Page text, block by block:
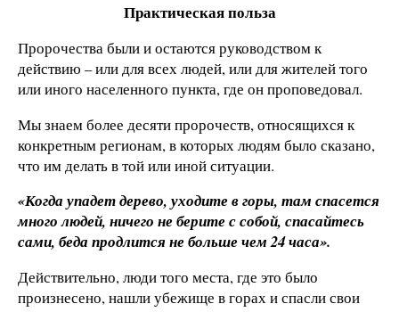
Практическая польза
Пророчества были и остаются руководством к
действию – или для всех людей, или для жителей того
или иного населенного пункта, где он проповедовал.
Мы знаем более десяти пророчеств, относящихся к
конкретным регионам, в которых людям было сказано,
что им делать в той или иной ситуации.
«Когда упадет дерево, уходите в горы, там спасется
много людей, ничего не берите с собой, спасайтесь
сами, беда продлится не больше чем 24 часа».
Действительно, люди того места, где это было
произнесено, нашли убежище в горах и спасли свои